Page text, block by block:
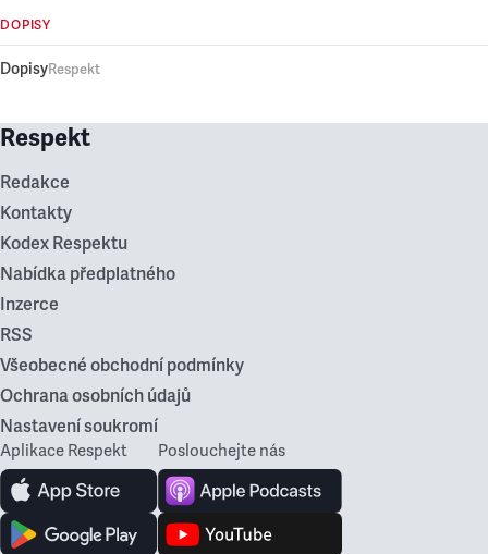
DOPISY
DopisyRespekt
Respekt
Redakce
Kontakty
Kodex Respektu
Nabídka předplatného
Inzerce
RSS
Všeobecné obchodní podmínky
Ochrana osobních údajů
Nastavení soukromí
Aplikace Respekt Poslouchejte nás